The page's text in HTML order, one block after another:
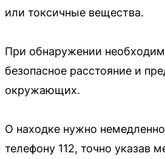
или токсичные вещества.
При обнаружении
безопасное расстояние и
окружающих.
О находке нужно
телефону 112, точно указав